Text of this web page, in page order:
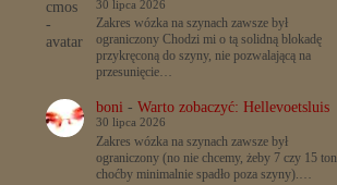
30 lipca 2026
Zakres wózka na szynach zawsze był
ograniczony Chodzi mi o tą solidną blokadę
przykręconą do szyny, nie pozwalającą na
przesunięcie…
boni- Warto zobaczyć: Hellevoetsluis
30 lipca 2026
Zakres wózka na szynach zawsze był
ograniczony (no nie chcemy, żeby 7 czy 15 ton
choćby minimalnie spadło poza szyny).…